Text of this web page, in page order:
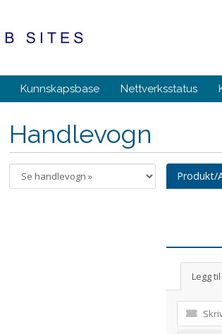
Kunnskapsbase Nettverksstatus
Handlevogn
Produkt/
Legg